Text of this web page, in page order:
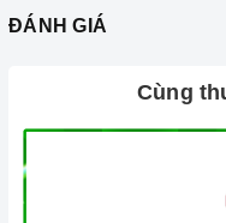
ĐÁNH GIÁ
Cùng